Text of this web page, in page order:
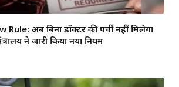
अब बिना डॉक्टर की पर्ची नहीं मिलेगा
ने जारी किया नया नियम